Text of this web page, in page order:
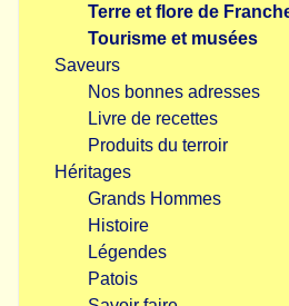
Terre et flore de
Tourisme et musées
Saveurs
Nos bonnes adresses
Livre de recettes
Produits du terroir
Héritages
Grands Hommes
Histoire
Légendes
Patois